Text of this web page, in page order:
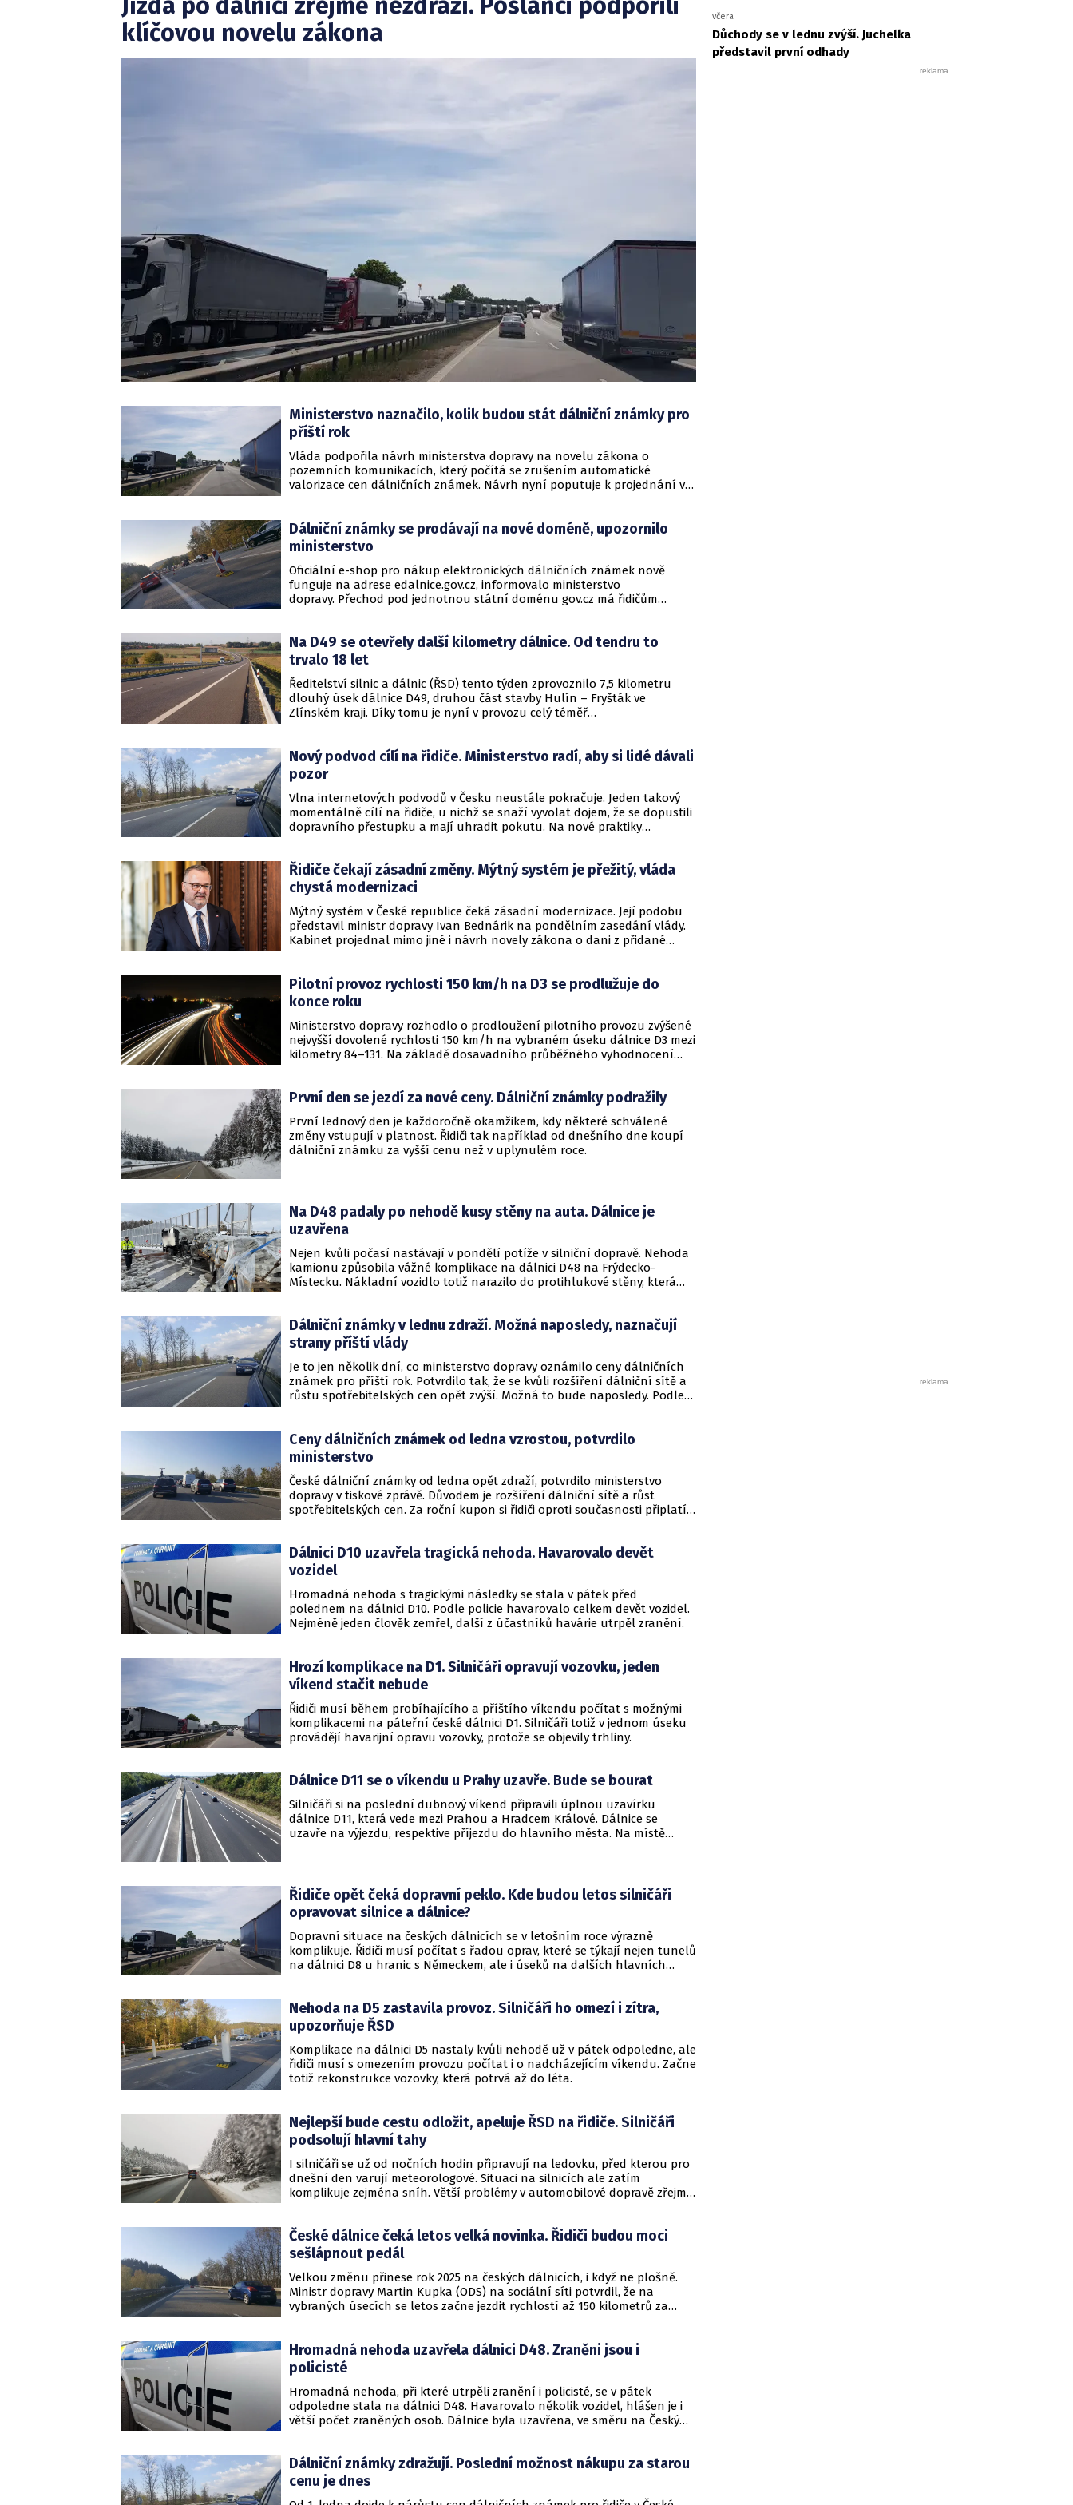
klíčovou novelu zákona
Ministerstvo naznačilo, kolik budou stát dálniční známky pro
příští rok
Vláda podpořila návrh ministerstva dopravy na novelu zákona o
pozemních komunikacích, který počítá se zrušením automatické
valorizace cen dálničních známek. Návrh nyní poputuje k projednání v
Dálniční známky se prodávají na nové doméně, upozornilo
ministerstvo
Oficiální e-shop pro nákup elektronických dálničních známek nově
funguje na adrese edalnice.gov.cz, informovalo ministerstvo
dopravy. Přechod pod jednotnou státní doménu gov.cz má řidičům
zprostředkování zbytečné poplatky.
Na D49 se otevřely další kilometry dálnice. Od tendru to
trvalo 18 let
Ředitelství silnic a dálnic (ŘSD) tento týden zprovoznilo 7,5 kilometru
dlouhý úsek dálnice D49, druhou část stavby Hulín – Fryšták ve
Zlínském kraji. Díky tomu je nyní v provozu celý téměř
mohlo začít pracovat až koncem roku 2021, přestože zhotovitel vzešel z
tendru už v roce 2008. Náklady na realizaci stavby dosáhly včetně inflace
9,5 miliardy Kč bez DPH.
Nový podvod cílí na řidiče. Ministerstvo radí, aby si lidé dávali
pozor
Vlna internetových podvodů v Česku neustále pokračuje. Jeden takový
momentálně cílí na řidiče, u nichž se snaží vyvolat dojem, že se dopustili
dopravního přestupku a mají uhradit pokutu. Na nové praktiky
Řidiče čekají zásadní změny. Mýtný systém je přežitý, vláda
chystá modernizaci
Mýtný systém v České republice čeká zásadní modernizace. Její podobu
představil ministr dopravy Ivan Bednárik na pondělním zasedání vlády.
Kabinet projednal mimo jiné i návrh novely zákona o dani z přidané
Pilotní provoz rychlosti 150 km/h na D3 se prodlužuje do
konce roku
Ministerstvo dopravy rozhodlo o prodloužení pilotního provozu zvýšené
nejvyšší dovolené rychlosti 150 km/h na vybraném úseku dálnice D3 mezi
kilometry 84–131. Na základě dosavadního průběžného vyhodnocení
na bezpečnost a plynulost provozu.
První den se jezdí za nové ceny. Dálniční známky podražily
První lednový den je každoročně okamžikem, kdy některé schválené
změny vstupují v platnost. Řidiči tak například od dnešního dne koupí
dálniční známku za vyšší cenu než v uplynulém roce.
Na D48 padaly po nehodě kusy stěny na auta. Dálnice je
uzavřena
Nejen kvůli počasí nastávají v pondělí potíže v silniční dopravě. Nehoda
kamionu způsobila vážné komplikace na dálnici D48 na Frýdecko-
Místecku. Nákladní vozidlo totiž narazilo do protihlukové stěny, která
Dálniční známky v lednu zdraží. Možná naposledy, naznačují
strany příští vlády
Je to jen několik dní, co ministerstvo dopravy oznámilo ceny dálničních
známek pro příští rok. Potvrdilo tak, že se kvůli rozšíření dálniční sítě a
růstu spotřebitelských cen opět zvýší. Možná to bude naposledy. Podle
Ceny dálničních známek od ledna vzrostou, potvrdilo
ministerstvo
České dálniční známky od ledna opět zdraží, potvrdilo ministerstvo
dopravy v tiskové zprávě. Důvodem je rozšíření dálniční sítě a růst
spotřebitelských cen. Za roční kupon si řidiči oproti současnosti připlatí
Dálnici D10 uzavřela tragická nehoda. Havarovalo devět
vozidel
Hromadná nehoda s tragickými následky se stala v pátek před
polednem na dálnici D10. Podle policie havarovalo celkem devět vozidel.
Nejméně jeden člověk zemřel, další z účastníků havárie utrpěl zranění.
Hrozí komplikace na D1. Silničáři opravují vozovku, jeden
víkend stačit nebude
Řidiči musí během probíhajícího a příštího víkendu počítat s možnými
komplikacemi na páteřní české dálnici D1. Silničáři totiž v jednom úseku
provádějí havarijní opravu vozovky, protože se objevily trhliny.
Dálnice D11 se o víkendu u Prahy uzavře. Bude se bourat
Silničáři si na poslední dubnový víkend připravili úplnou uzavírku
dálnice D11, která vede mezi Prahou a Hradcem Králové. Dálnice se
uzavře na výjezdu, respektive příjezdu do hlavního města. Na místě
Řidiče opět čeká dopravní peklo. Kde budou letos silničáři
opravovat silnice a dálnice?
Dopravní situace na českých dálnicích se v letošním roce výrazně
komplikuje. Řidiči musí počítat s řadou oprav, které se týkají nejen tunelů
na dálnici D8 u hranic s Německem, ale i úseků na dalších hlavních
vedený v omezeném režimu.
Nehoda na D5 zastavila provoz. Silničáři ho omezí i zítra,
upozorňuje ŘSD
Komplikace na dálnici D5 nastaly kvůli nehodě už v pátek odpoledne, ale
řidiči musí s omezením provozu počítat i o nadcházejícím víkendu. Začne
totiž rekonstrukce vozovky, která potrvá až do léta.
Nejlepší bude cestu odložit, apeluje ŘSD na řidiče. Silničáři
podsolují hlavní tahy
I silničáři se už od nočních hodin připravují na ledovku, před kterou pro
dnešní den varují meteorologové. Situaci na silnicích ale zatím
komplikuje zejména sníh. Větší problémy v automobilové dopravě zřejmě
České dálnice čeká letos velká novinka. Řidiči budou moci
sešlápnout pedál
Velkou změnu přinese rok 2025 na českých dálnicích, i když ne plošně.
Ministr dopravy Martin Kupka (ODS) na sociální síti potvrdil, že na
vybraných úsecích se letos začne jezdit rychlostí až 150 kilometrů za
Hromadná nehoda uzavřela dálnici D48. Zraněni jsou i
policisté
Hromadná nehoda, při které utrpěli zranění i policisté, se v pátek
odpoledne stala na dálnici D48. Havarovalo několik vozidel, hlášen je i
větší počet zraněných osob. Dálnice byla uzavřena, ve směru na Český
Dálniční známky zdražují. Poslední možnost nákupu za starou
cenu je dnes
včera
Důchody se v lednu zvýší. Juchelka
představil první odhady